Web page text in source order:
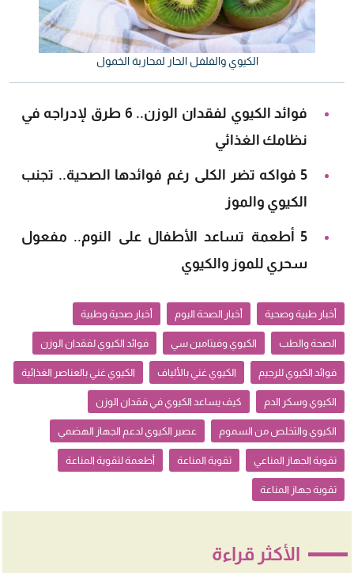
الكيوي والفلفل الحار لمحاربة الخمول
فوائد الكيوي لفقدان الوزن.. 6 طرق لإدراجه في
نظامك الغذائي
5 فواكه تضر الكلى رغم فوائدها الصحية.. تجنب
الكيوي والموز
5 أطعمة تساعد الأطفال على النوم.. مفعول
سحري للموز والكيوي
أخبار طبية وصحية أخبار الصحة اليوم أخبار صحية وطبية
الصحة والطب الكيوي وفيتامين سي فوائد الكيوي لفقدان الوزن
فوائد الكيوي للرجيم الكيوي غني بالألياف الكيوي غني بالعناصر الغذائية
الكيوي وسكر الدم كيف يساعد الكيوي في فقدان الوزن
الكيوي والتخلص من السموم عصير الكيوي لدعم الجهاز الهضمي
تقوية الجهاز المناعي تقوية المناعة أطعمة لتقوية المناعة
تقوية جهاز المناعة
الأكثر قراءة